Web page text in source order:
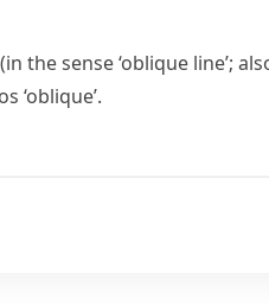
the sense ‘oblique line’;
‘oblique’.